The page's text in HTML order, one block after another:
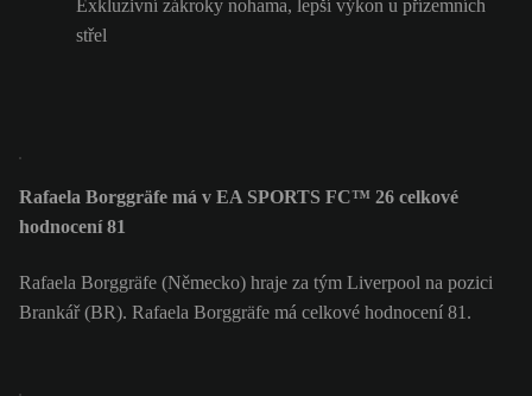
Exkluzivní zákroky nohama, lepší výkon u přízemních
střel
Rafaela Borggräfe má v EA SPORTS FC™ 26 celkové
hodnocení 81
Rafaela Borggräfe (Německo) hraje za tým Liverpool na pozici
Brankář (BR). Rafaela Borggräfe má celkové hodnocení 81.